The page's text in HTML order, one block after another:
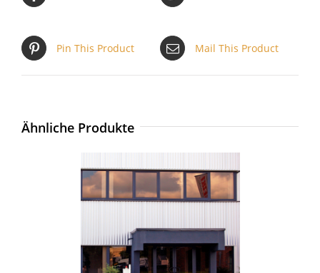
Pin This Product Mail This Product
Ähnliche Produkte